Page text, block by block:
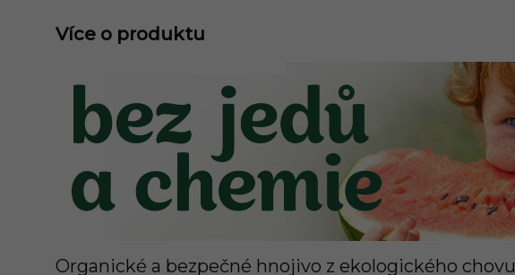
Více o produktu
Organické a bezpečné hnojivo z ekologického chovu